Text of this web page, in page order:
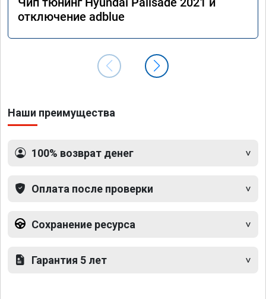
отключение adblue
Наши преимущества
100% возврат денег
Оплата после проверки
Сохранение ресурса
Гарантия 5 лет